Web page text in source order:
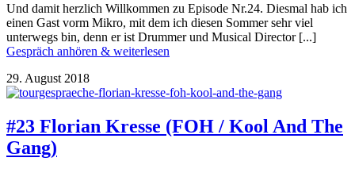
Und damit herzlich Willkommen zu Episode Nr.24. Diesmal hab ich
einen Gast vorm Mikro, mit dem ich diesen Sommer sehr viel
unterwegs bin, denn er ist Drummer und Musical Director [...]
Gespräch anhören & weiterlesen
29. August 2018
#23 Florian Kresse (FOH / Kool And The
Gang)